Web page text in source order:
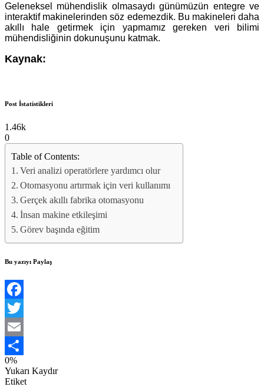
Geleneksel mühendislik olmasaydı günümüzün entegre ve
interaktif makinelerinden söz edemezdik. Bu makineleri daha
akıllı hale getirmek için yapmamız gereken veri bilimi
mühendisliğinin dokunuşunu katmak.
Kaynak:
Post İstatistikleri
1.46k
0
Table of Contents:
Veri analizi operatörlere yardımcı olur
Otomasyonu artırmak için veri kullanımı
Gerçek akıllı fabrika otomasyonu
İnsan makine etkileşimi
Görev başında eğitim
Bu yazıyı Paylaş
Facebook
Twitter
Email
Share
0%
Yukarı Kaydır
Etiket